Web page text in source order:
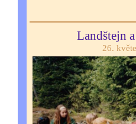
Landštejn
26.